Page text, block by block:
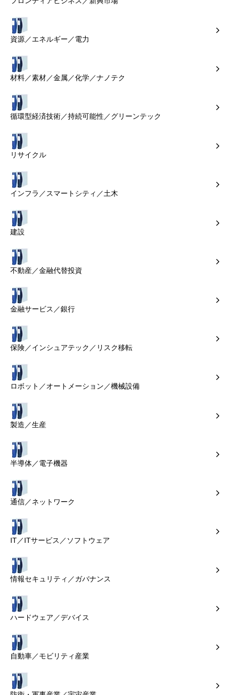
資源／エネルギー／電力
材料／素材／金属／化学／ナノテク
循環型経済技術／持続可能性／グリーンテック
リサイクル
インフラ／スマートシティ／土木
建設
不動産／金融代替投資
金融サービス／銀行
保険／インシュアテック／リスク移転
ロボット／オートメーション／機械設備
製造／生産
半導体／電子機器
通信／ネットワーク
IT／ITサービス／ソフトウェア
情報セキュリティ／ガバナンス
ハードウェア／デバイス
自動車／モビリティ産業